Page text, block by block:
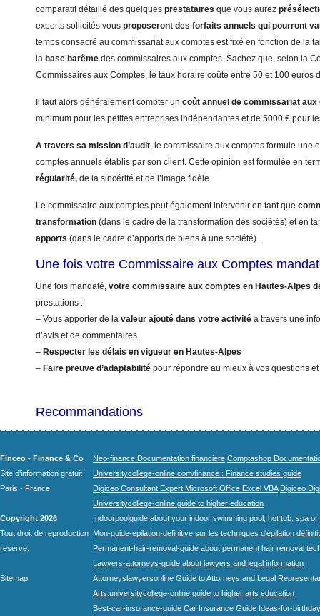
comparatif détaillé des quelques prestataires que vous aurez
experts sollicités vous proposeront des forfaits annuels qui pourront
temps consacré au commissariat aux comptes est fixé en fonction de la
la base barême des commissaires aux comptes. Sachez que, selon la
Commissaires aux Comptes, le taux horaire coûte entre 50 et 100 euros
Il faut alors généralement compter un coût annuel de commissariat aux
minimum pour les petites entreprises indépendantes et de 5000 € pour
A travers sa mission d’audit, le commissaire aux comptes formule une
comptes annuels établis par son client. Cette opinion est formulée en
régularité, de la sincérité et de l’image fidèle.
Le commissaire aux comptes peut également intervenir en tant que
transformation (dans le cadre de la transformation des sociétés) et en
apports (dans le cadre d’apports de biens à une société).
Une fois votre Commissaire aux Comptes
Une fois mandaté, votre commissaire aux comptes en Hautes-Alpes
prestations :
– Vous apporter de la valeur ajouté dans votre activité à travers une
d’avis et de commentaires.
– Respecter les délais en vigueur en Hautes-Alpes
– Faire preuve d’adaptabilité pour répondre au mieux à vos questions
Recommandations
Finceo - Finance & Co
Site d'information gratuit
Paris - France
Copyright 2026
Tout droit de reproduction
reserve.
Sitemap
Neo-finance Documentation financière Comptashop
Universitycollege-online.com/finance : Finance studies guide
Digiceo Consultant Expert Microsoft Office Excel VBA Digiceo
Universitycollege-online guide to higher education
Indoorpoolguide about your indoor swimming pool, hot tub, spa
Mon-guide-epilation-definitive sur les techniques d'épilation
Permanent-hair-removal-guide about permanent hair removal
Lawyers-attorneys-guide about lawyers and legal information
Attorneyslawyersonline Guide to Attorneys and Legal
Arts.universitycollege-online guide to higher arts education
Best-car-insurance-guide Car Insurance Guide Ideas-for-